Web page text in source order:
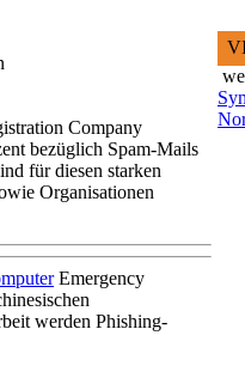
Company
bezüglich Spam-Mails
für diesen starken
Organisationen
Emergency
werden Phishing-